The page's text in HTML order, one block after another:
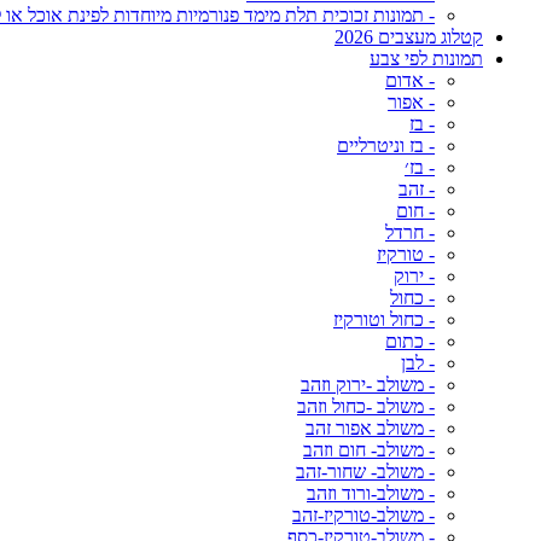
- תמונות זכוכית תלת מימד פנורמיות מיוחדות לפינת אוכל או
קטלוג מעצבים 2026
תמונות לפי צבע
- אדום
- אפור
- בז
- בז וניטרליים
- בז׳
- זהב
- חום
- חרדל
- טורקיז
- ירוק
- כחול
- כחול וטורקיז
- כתום
- לבן
- משולב -ירוק וזהב
- משולב -כחול וזהב
- משולב אפור זהב
- משולב- חום וזהב
- משולב- שחור-זהב
- משולב-ורוד וזהב
- משולב-טורקיז-זהב
- משולב-טורקיז-כסף